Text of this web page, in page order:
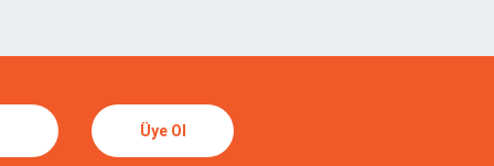
Üye Ol